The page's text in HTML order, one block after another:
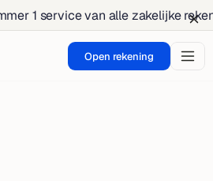
1 service van alle zakelijke
Open rekening